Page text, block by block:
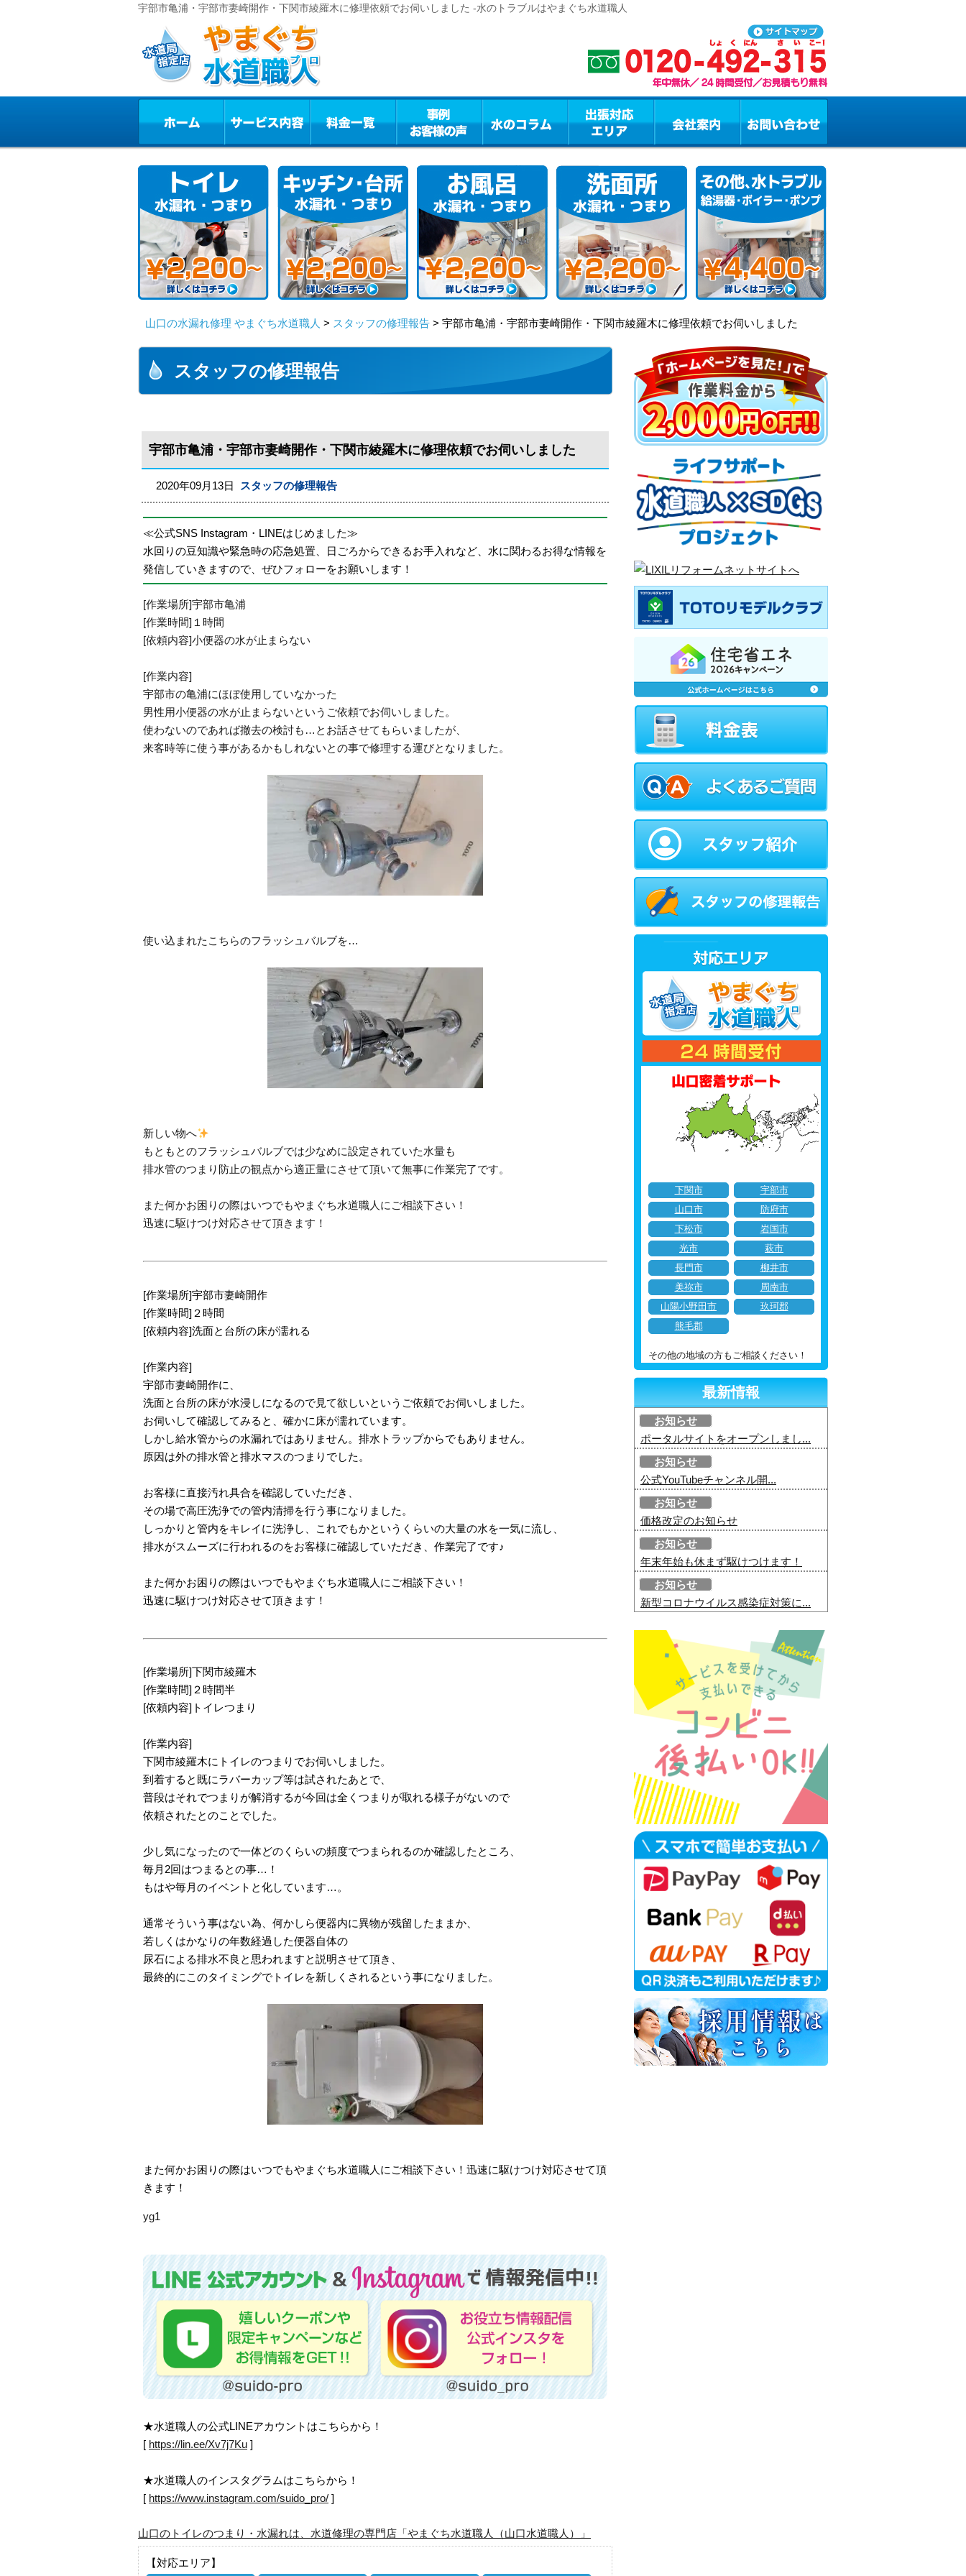
宇部市亀浦・宇部市妻崎開作・下関市綾羅木に修理依頼でお伺いしました -水のトラブルはやまぐち水道職人
山口の水漏れ修理 やまぐち水道職人 > スタッフの修理報告 > 宇部市亀浦・宇部市妻崎開作・下関市綾羅木に修理依頼でお伺いしました
スタッフの修理報告
宇部市亀浦・宇部市妻崎開作・下関市綾羅木に修理依頼でお伺いしました
2020年09月13日 スタッフの修理報告
≪公式SNS Instagram・LINEはじめました≫
水回りの豆知識や緊急時の応急処置、日ごろからできるお手入れなど、水に関わるお得な情報を
発信していきますので、ぜひフォローをお願いします！
[作業場所]宇部市亀浦
[作業時間]１時間
[依頼内容]小便器の水が止まらない
[作業内容]
宇部市の亀浦にほぼ使用していなかった
男性用小便器の水が止まらないというご依頼でお伺いしました。
使わないのであれば撤去の検討も…とお話させてもらいましたが、
来客時等に使う事があるかもしれないとの事で修理する運びとなりました。
使い込まれたこちらのフラッシュバルブを…
新しい物へ
もともとのフラッシュバルブでは少なめに設定されていた水量も
排水管のつまり防止の観点から適正量にさせて頂いて無事に作業完了です。
また何かお困りの際はいつでもやまぐち水道職人にご相談下さい！
迅速に駆けつけ対応させて頂きます！
[作業場所]宇部市妻崎開作
[作業時間]２時間
[依頼内容]洗面と台所の床が濡れる
[作業内容]
宇部市妻崎開作に、
洗面と台所の床が水浸しになるので見て欲しいというご依頼でお伺いしました。
お伺いして確認してみると、確かに床が濡れています。
しかし給水管からの水漏れではありません。排水トラップからでもありません。
原因は外の排水管と排水マスのつまりでした。
お客様に直接汚れ具合を確認していただき、
その場で高圧洗浄での管内清掃を行う事になりました。
しっかりと管内をキレイに洗浄し、これでもかというくらいの大量の水を一気に流し、
排水がスムーズに行われるのをお客様に確認していただき、作業完了です♪
また何かお困りの際はいつでもやまぐち水道職人にご相談下さい！
迅速に駆けつけ対応させて頂きます！
[作業場所]下関市綾羅木
[作業時間]２時間半
[依頼内容]トイレつまり
[作業内容]
下関市綾羅木にトイレのつまりでお伺いしました。
到着すると既にラバーカップ等は試されたあとで、
普段はそれでつまりが解消するが今回は全くつまりが取れる様子がないので
依頼されたとのことでした。
少し気になったので一体どのくらいの頻度でつまられるのか確認したところ、
毎月2回はつまるとの事…！
もはや毎月のイベントと化しています…。
通常そういう事はない為、何かしら便器内に異物が残留したままか、
若しくはかなりの年数経過した便器自体の
尿石による排水不良と思われますと説明させて頂き、
最終的にこのタイミングでトイレを新しくされるという事になりました。
また何かお困りの際はいつでもやまぐち水道職人にご相談下さい！迅速に駆けつけ対応させて頂
きます！
yg1
★水道職人の公式LINEアカウントはこちらから！
[ https://lin.ee/Xv7j7Ku ]
★水道職人のインスタグラムはこちらから！
[ https://www.instagram.com/suido_pro/ ]
山口のトイレのつまり・水漏れは、水道修理の専門店「やまぐち水道職人（山口水道職人）」
【対応エリア】
下関市
宇部市
山口市
防府市
下松市
岩国市
光市
萩市
長門市
柳井市
美祢市
周南市
山陽小野田市
玖珂郡
熊毛郡
その他の地域の方もご相談ください！
最新情報
お知らせ
ポータルサイトをオープンしまし...
お知らせ
公式YouTubeチャンネル開...
お知らせ
価格改定のお知らせ
お知らせ
年末年始も休まず駆けつけます！
お知らせ
新型コロナウイルス感染症対策に...